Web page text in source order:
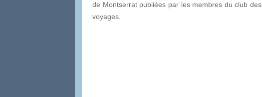
de Montserrat publiées par les membres du club des
voyages.